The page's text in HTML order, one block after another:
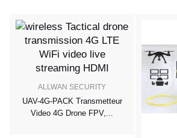
ALLWAN SECURITY
UAV-4G-PACK Transmetteur
Video 4G Drone FPV,...